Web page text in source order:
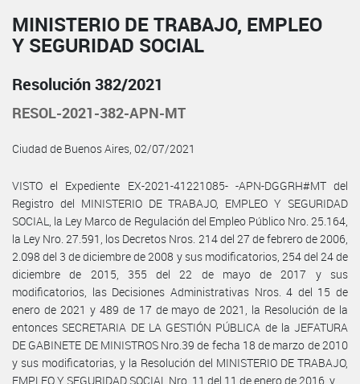
MINISTERIO DE TRABAJO, EMPLEO
Y SEGURIDAD SOCIAL
Resolución 382/2021
RESOL-2021-382-APN-MT
Ciudad de Buenos Aires, 02/07/2021
VISTO el Expediente EX-2021-41221085- -APN-DGGRH#MT del
Registro del MINISTERIO DE TRABAJO, EMPLEO Y SEGURIDAD
SOCIAL, la Ley Marco de Regulación del Empleo Público Nro. 25.164,
la Ley Nro. 27.591, los Decretos Nros. 214 del 27 de febrero de 2006,
2.098 del 3 de diciembre de 2008 y sus modificatorios, 254 del 24 de
diciembre de 2015, 355 del 22 de mayo de 2017 y sus
modificatorios, las Decisiones Administrativas Nros. 4 del 15 de
enero de 2021 y 489 de 17 de mayo de 2021, la Resolución de la
entonces SECRETARIA DE LA GESTIÓN PÚBLICA de la JEFATURA
DE GABINETE DE MINISTROS Nro.39 de fecha 18 de marzo de 2010
y sus modificatorias, y la Resolución del MINISTERIO DE TRABAJO,
EMPLEO Y SEGURIDAD SOCIAL Nro. 11 del 11 de enero de 2016, y